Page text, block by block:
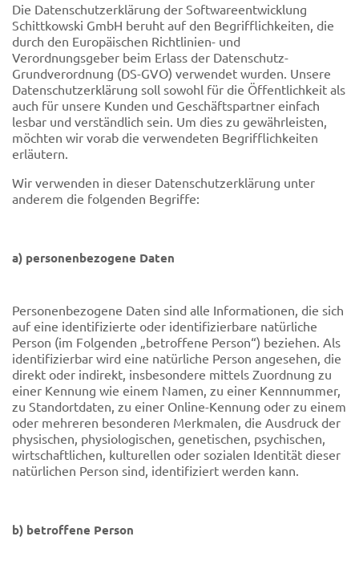
Die Datenschutzerklärung der Softwareentwicklung
Schittkowski GmbH beruht auf den Begrifflichkeiten, die
durch den Europäischen Richtlinien- und
Verordnungsgeber beim Erlass der Datenschutz-
Grundverordnung (DS-GVO) verwendet wurden. Unsere
Datenschutzerklärung soll sowohl für die Öffentlichkeit als
auch für unsere Kunden und Geschäftspartner einfach
lesbar und verständlich sein. Um dies zu gewährleisten,
möchten wir vorab die verwendeten Begrifflichkeiten
erläutern.
Wir verwenden in dieser Datenschutzerklärung unter
anderem die folgenden Begriffe:
a) personenbezogene Daten
Personenbezogene Daten sind alle Informationen, die sich
auf eine identifizierte oder identifizierbare natürliche
Person (im Folgenden „betroffene Person“) beziehen. Als
identifizierbar wird eine natürliche Person angesehen, die
direkt oder indirekt, insbesondere mittels Zuordnung zu
einer Kennung wie einem Namen, zu einer Kennnummer,
zu Standortdaten, zu einer Online-Kennung oder zu einem
oder mehreren besonderen Merkmalen, die Ausdruck der
physischen, physiologischen, genetischen, psychischen,
wirtschaftlichen, kulturellen oder sozialen Identität dieser
natürlichen Person sind, identifiziert werden kann.
b) betroffene Person